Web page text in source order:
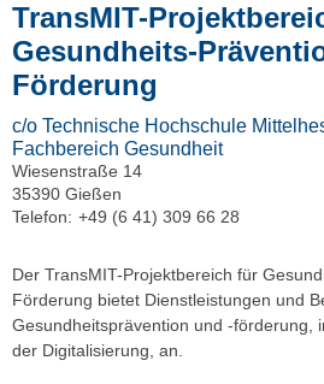
TransMIT-
Gesundheits-
Förderung
c/o Technische Hochschule
Fachbereich Gesundheit
Wiesenstraße 14
35390 Gießen
Telefon: +49 (6 41) 309 66 28
Der TransMIT-Projektbereich für
Förderung bietet Dienstleistungen und
Gesundheitsprävention und -förderung,
der Digitalisierung, an.